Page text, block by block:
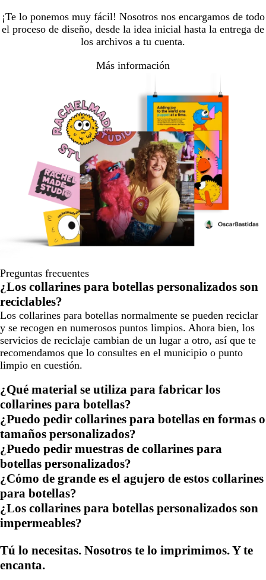
¡Te lo ponemos muy fácil! Nosotros nos encargamos de todo
el proceso de diseño, desde la idea inicial hasta la entrega de
los archivos a tu cuenta.
Más información
Preguntas frecuentes
¿Los collarines para botellas personalizados son
reciclables?
Los collarines para botellas normalmente se pueden reciclar
y se recogen en numerosos puntos limpios. Ahora bien, los
servicios de reciclaje cambian de un lugar a otro, así que te
recomendamos que lo consultes en el municipio o punto
limpio en cuestión.
¿Qué material se utiliza para fabricar los
collarines para botellas?
¿Puedo pedir collarines para botellas en formas o
tamaños personalizados?
¿Puedo pedir muestras de collarines para
botellas personalizados?
¿Cómo de grande es el agujero de estos collarines
para botellas?
¿Los collarines para botellas personalizados son
impermeables?
Tú lo necesitas. Nosotros te lo imprimimos. Y te
encanta.